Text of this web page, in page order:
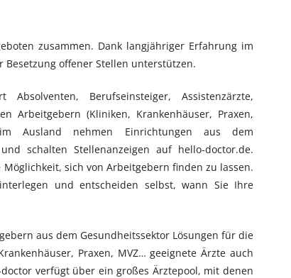
zusammen. Dank langjähriger Erfahrung im
offener Stellen unterstützen.
Absolventen, Berufseinsteiger, Assistenzärzte,
Arbeitgebern (Kliniken, Krankenhäuser, Praxen,
Ausland nehmen Einrichtungen aus dem
schalten Stellenanzeigen auf hello-doctor.de.
sich von Arbeitgebern finden zu lassen.
und entscheiden selbst, wann Sie Ihre
aus dem Gesundheitssektor Lösungen für die
Praxen, MVZ… geeignete Ärzte auch
verfügt über ein großes Ärztepool, mit denen